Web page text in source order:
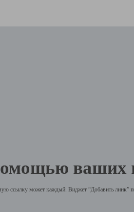
ваших
ссылку может каждый. Виджет “Добавить линк”